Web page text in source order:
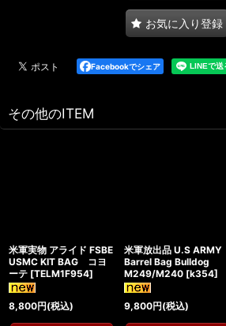
お気に入り登録
Facebookでシェア
その他のITEM
米軍実物 アライド FSBE
USMC KIT BAG コヨ
ーテ [TELM1F954]
8,800円(税込)
米軍放出品 U.S ARMY
Barrel Bag Bulldog
M249/M240 [k354]
9,800円(税込)